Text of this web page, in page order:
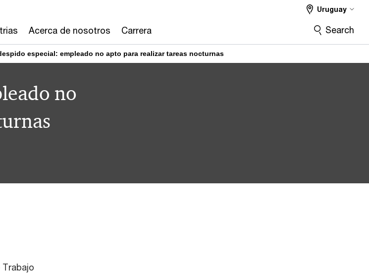
Acerca de nosotros Carrera
Uruguay
Search
especial: empleado no apto para realizar tareas nocturnas
no
Trabajo